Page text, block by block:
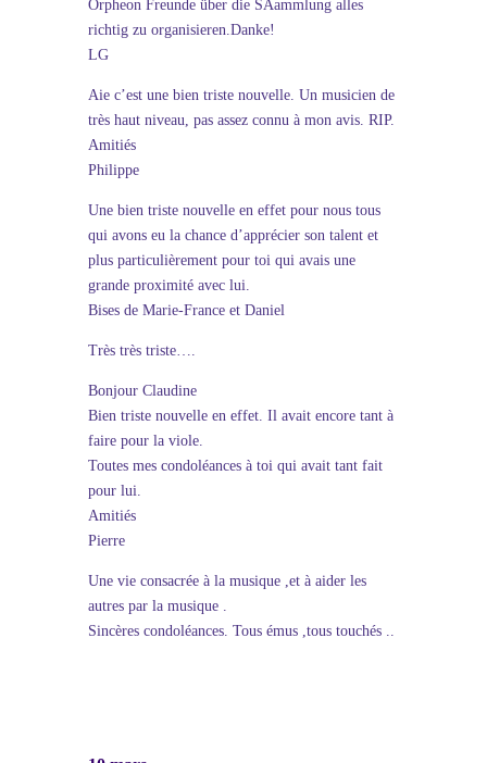
Orpheon Freunde über die SAammlung alles
richtig zu organisieren.Danke!
LG
Aie c’est une bien triste nouvelle. Un musicien de
très haut niveau, pas assez connu à mon avis. RIP.
Amitiés
Philippe
Une bien triste nouvelle en effet pour nous tous
qui avons eu la chance d’apprécier son talent et
plus particulièrement pour toi qui avais une
grande proximité avec lui.
Bises de Marie-France et Daniel
Très très triste….
Bonjour Claudine
Bien triste nouvelle en effet. Il avait encore tant à
faire pour la viole.
Toutes mes condoléances à toi qui avait tant fait
pour lui.
Amitiés
Pierre
Une vie consacrée à la musique ,et à aider les
autres par la musique .
Sincères condoléances. Tous émus ,tous touchés ..